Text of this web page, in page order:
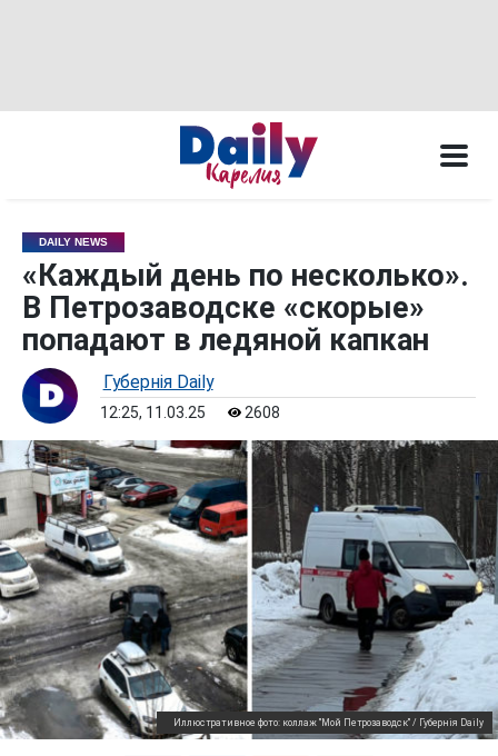
DAILY NEWS
«Каждый день по несколько».
В Петрозаводске «скорые»
попадают в ледяной капкан
Губернiя Daily
12:25, 11.03.25 2608
Иллюстративное фото: коллаж "Мой Петрозаводск" / Губернiя Daily